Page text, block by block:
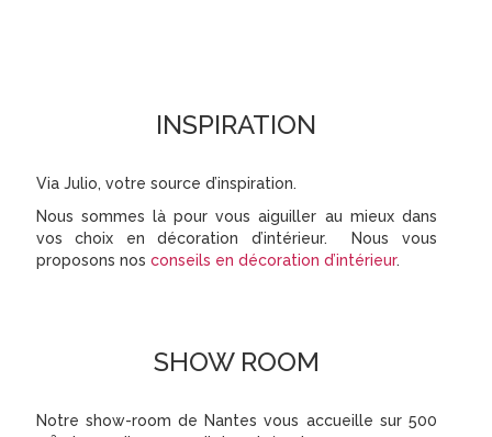
INSPIRATION
Via Julio, votre source d’inspiration.
Nous sommes là pour vous aiguiller au mieux dans
vos choix en décoration d’intérieur. Nous vous
proposons nosconseils en décoration d’intérieur.
SHOW ROOM
Notre show-room de Nantes vous accueille sur 500